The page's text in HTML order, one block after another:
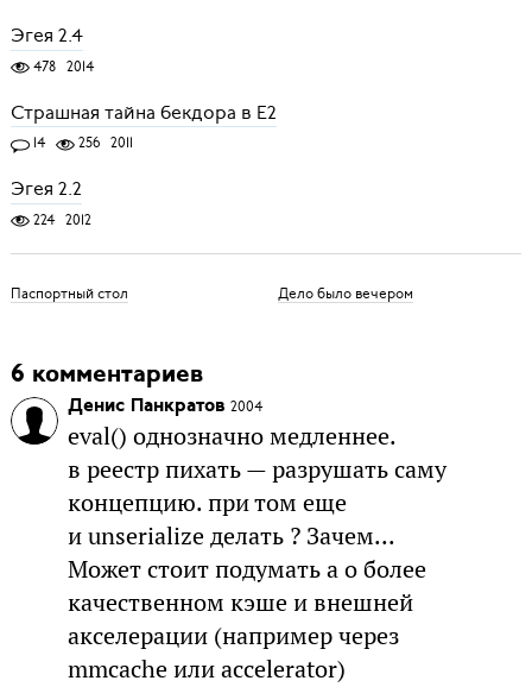
Эгея 2.4
478 2014
Страшная тайна бекдора в Е2
14 256 2011
Эгея 2.2
224 2012
Паспортный стол Дело было вечером
6 комментариев
Денис Панкратов 2004
eval() однозначно медленнее.
в реестр пихать — разрушать саму
концепцию. при том еще
и unserialize делать ? Зачем...
Может стоит подумать а о более
качественном кэше и внешней
акселерации (например через
mmcache или accelerator)